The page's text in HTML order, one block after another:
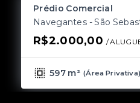
Prédio Comercial
Navegantes - São
R$2.000,00 /
597 m² (Área Privativa)